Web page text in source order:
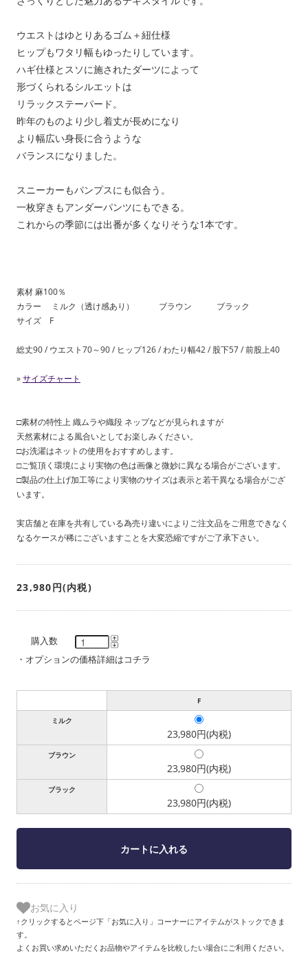
ウエストはゆとりあるゴム＋紐仕様
ヒップもワタリ幅もゆったりしています。
ハギ仕様とスソに施されたダーツによって
形づくられるシルエットは
リラックステーパード。
昨年のものより少し着丈が長めになり
より幅広い身長に合うような
バランスになりました。
スニーカーもパンプスにも似合う。
一枚穿きもアンダーパンツにもできる。
これからの季節には出番が多くなりそうな1本です。
素材 麻100％
カラー ミルク（透け感あり） ブラウン ブラック
サイズ F
総丈90 / ウエスト70～90 / ヒップ126 / わたり幅42 / 股下57 / 前股上40
»サイズチャート
□素材の特性上 織ムラや織段 ネップなどが見られますが
天然素材による風合いとしてお楽しみください。
□お洗濯はネットの使用をおすすめします。
□ご覧頂く環境により実物の色は画像と微妙に異なる場合がございます。
□製品の仕上げ加工等により実物のサイズは表示と若干異なる場合がござ
います。
実店舗と在庫を共有している為売り違いによりご注文品をご用意できなく
なるケースが稀にございますことを大変恐縮ですがご了承下さい。
23,980円(内税)
購入数
・ オプションの価格詳細はコチラ
F
ミルク
23,980円(内税)
ブラウン
23,980円(内税)
ブラック
23,980円(内税)
お気に入り
↑クリックするとページ下「お気に入り」コーナーにアイテムがストックできま
す。
よくお買い求めいただくお品物やアイテムを比較したい場合にご利用ください。